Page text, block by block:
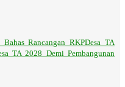
Rancangan RKPDesa TA
TA 2028 Demi Pembangunan